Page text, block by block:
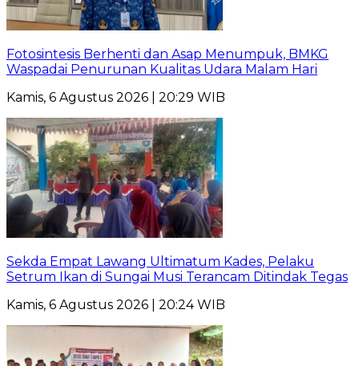
Fotosintesis Berhenti dan Asap Menumpuk, BMKG
Waspadai Penurunan Kualitas Udara Malam Hari
Kamis, 6 Agustus 2026 | 20:29 WIB
Sekda Empat Lawang Ultimatum Kades, Pelaku
Setrum Ikan di Sungai Musi Terancam Ditindak Tegas
Kamis, 6 Agustus 2026 | 20:24 WIB